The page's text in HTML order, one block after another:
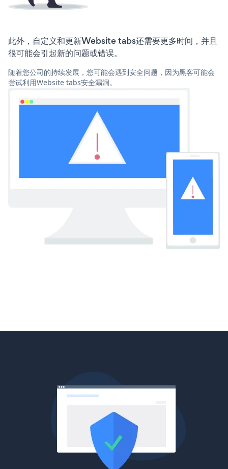
此外，自定义和更新Website tabs还需要更多时间，并且
很可能会引起新的问题或错误。
随着您公司的持续发展，您可能会遇到安全问题，因为黑客可能会
尝试利用Website tabs安全漏洞。